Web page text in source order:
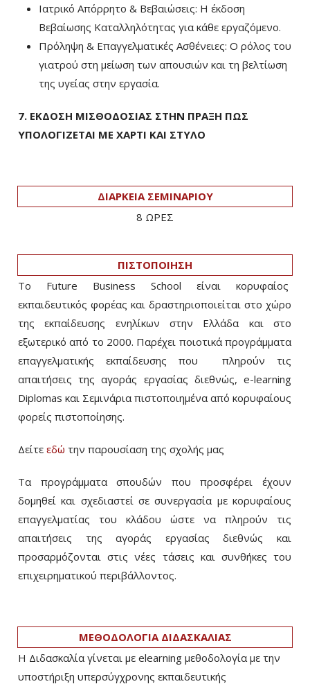
Ιατρικό Απόρρητο & Βεβαιώσεις: Η έκδοση
Βεβαίωσης Καταλληλότητας για κάθε εργαζόμενο.
Πρόληψη & Επαγγελματικές Ασθένειες: Ο ρόλος του
γιατρού στη μείωση των απουσιών και τη βελτίωση
της υγείας στην εργασία.
7. ΕΚΔΟΣΗ ΜΙΣΘΟΔΟΣΙΑΣ ΣΤΗΝ ΠΡΑΞΗ ΠΩΣ
ΥΠΟΛΟΓΙΖΕΤΑΙ ΜΕ ΧΑΡΤΙ ΚΑΙ ΣΤΥΛΟ
ΔΙΑΡΚΕΙΑ ΣΕΜΙΝΑΡΙΟΥ
8 ΩΡΕΣ
ΠΙΣΤΟΠΟΙΗΣΗ
Το Future Business School είναι κορυφαίος
εκπαιδευτικός φορέας και δραστηριοποιείται στο χώρο
της εκπαίδευσης ενηλίκων στην Ελλάδα και στο
εξωτερικό από το 2000. Παρέχει ποιοτικά προγράμματα
επαγγελματικής εκπαίδευσης που πληρούν τις
απαιτήσεις της αγοράς εργασίας διεθνώς, e-learning
Diplomas και Σεμινάρια πιστοποιημένα από κορυφαίους
φορείς πιστοποίησης.
Δείτε εδώ την παρουσίαση της σχολής μας
Τα προγράμματα σπουδών που προσφέρει έχουν
δομηθεί και σχεδιαστεί σε συνεργασία με κορυφαίους
επαγγελματίας του κλάδου ώστε να πληρούν τις
απαιτήσεις της αγοράς εργασίας διεθνώς και
προσαρμόζονται στις νέες τάσεις και συνθήκες του
επιχειρηματικού περιβάλλοντος.
ΜΕΘΟΔΟΛΟΓΙΑ ΔΙΔΑΣΚΑΛΙΑΣ
Η Διδασκαλία γίνεται με elearning μεθοδολογία με την
υποστήριξη υπερσύγχρονης εκπαιδευτικής